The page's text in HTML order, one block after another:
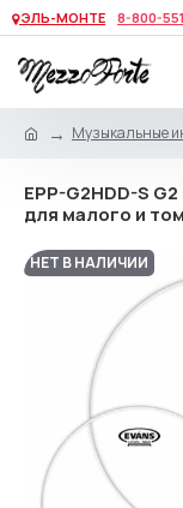
ЭЛЬ-МОНТЕ 8-800-
Музыкальные
EPP-G2HDD-S
для малого и
НЕТ В НАЛИЧИИ